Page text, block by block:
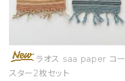
ラオス saa paper コー
スター2枚セット